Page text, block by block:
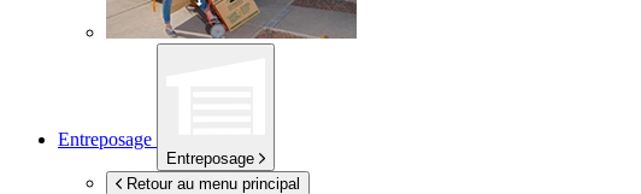
Entreposage
Entreposage
Retour au menu principal